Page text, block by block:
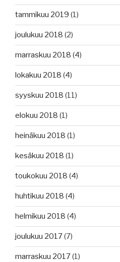
tammikuu 2019 (1)
joulukuu 2018 (2)
marraskuu 2018 (4)
lokakuu 2018 (4)
syyskuu 2018 (11)
elokuu 2018 (1)
heinäkuu 2018 (1)
kesäkuu 2018 (1)
toukokuu 2018 (4)
huhtikuu 2018 (4)
helmikuu 2018 (4)
joulukuu 2017(7)
marraskuu 2017(1)